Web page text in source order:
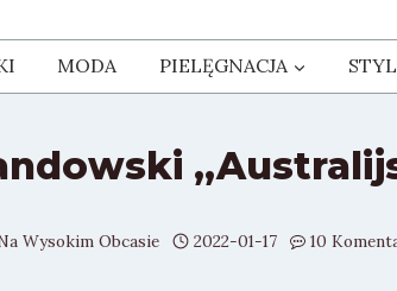
MODA PIELĘGNACJA
Wysokim Obcasie 2022-01-17 10